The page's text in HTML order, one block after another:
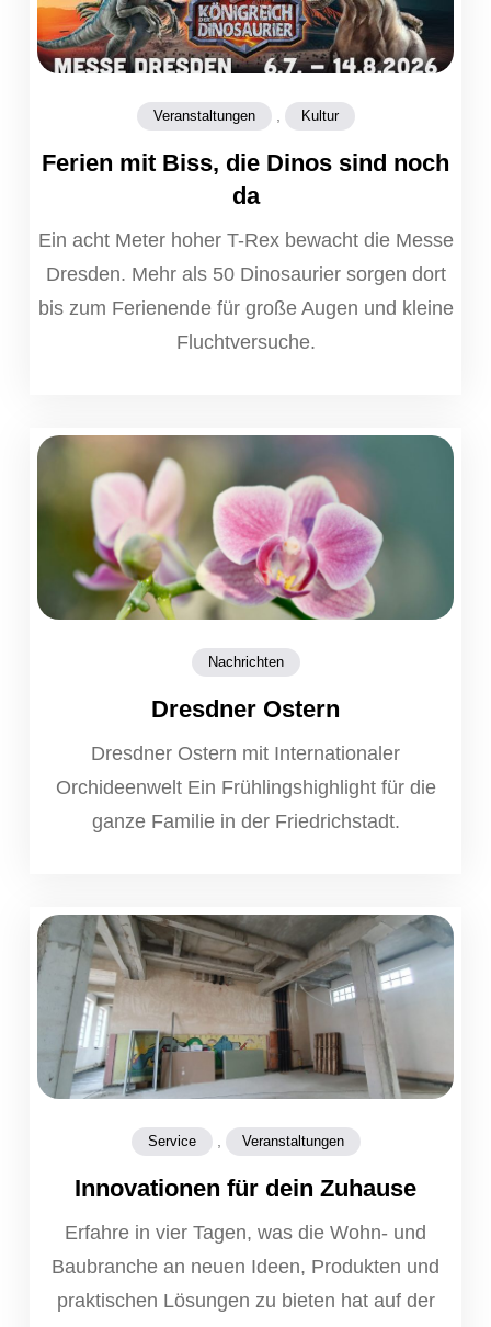
Veranstaltungen , Kultur
Ferien mit Biss, die Dinos sind noch
da
Ein acht Meter hoher T-Rex bewacht die Messe
Dresden. Mehr als 50 Dinosaurier sorgen dort
bis zum Ferienende für große Augen und kleine
Fluchtversuche.
Nachrichten
Dresdner Ostern
Dresdner Ostern mit Internationaler
Orchideenwelt Ein Frühlingshighlight für die
ganze Familie in der Friedrichstadt.
Service , Veranstaltungen
Innovationen für dein Zuhause
Erfahre in vier Tagen, was die Wohn- und
Baubranche an neuen Ideen, Produkten und
praktischen Lösungen zu bieten hat auf der